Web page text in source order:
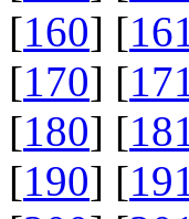
[160] [
[170] [
[180] [
[190] [